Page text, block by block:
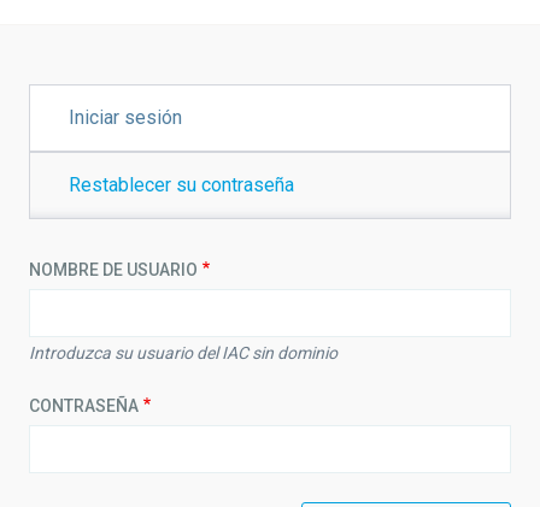
la
navegación
PRINCIPALES
Iniciar sesión
Restablecer su contraseña
NOMBRE DE USUARIO
Introduzca su usuario del IAC sin dominio
CONTRASEÑA